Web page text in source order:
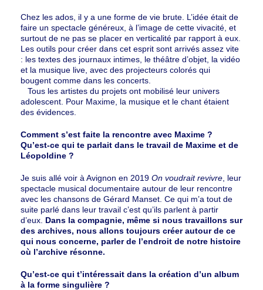
Chez les ados, il y a une forme de vie brute. L’idée était de
faire un spectacle généreux, à l’image de cette vivacité, et
surtout de ne pas se placer en verticalité par rapport à eux.
Les outils pour créer dans cet esprit sont arrivés assez vite
: les textes des journaux intimes, le théâtre d’objet, la vidéo
et la musique live, avec des projecteurs colorés qui
bougent comme dans les concerts.
Tous les artistes du projets ont mobilisé leur univers
adolescent. Pour Maxime, la musique et le chant étaient
des évidences.
Comment s’est faite la rencontre avec Maxime ?
Qu’est-ce qui te parlait dans le travail de Maxime et de
Léopoldine ?
Je suis allé voir à Avignon en 2019 On voudrait revivre , leur
spectacle musical documentaire autour de leur rencontre
avec les chansons de Gérard Manset. Ce qui m’a tout de
suite parlé dans leur travail c’est qu’ils parlent à partir
d’eux. Dans la compagnie, même si nous travaillons sur
des archives, nous allons toujours créer autour de ce
qui nous concerne, parler de l’endroit de notre histoire
où l’archive résonne.
Qu’est-ce qui t’intéressait dans la création d’un album
à la forme singulière ?